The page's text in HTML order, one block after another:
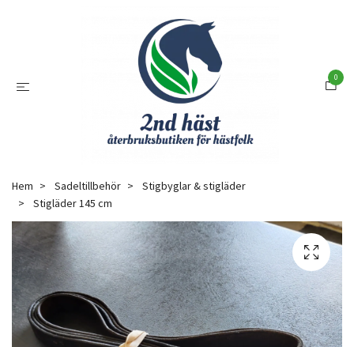
0
Hem Sadeltillbehör
Stigbyglar & stigläder
Stigläder 145 cm